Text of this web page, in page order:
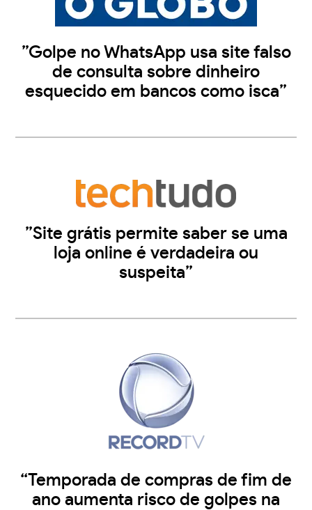
”Golpe no WhatsApp usa site falso
de consulta sobre dinheiro
esquecido em bancos como isca”
”Site grátis permite saber se uma
loja online é verdadeira ou
suspeita”
“Temporada de compras de fim de
ano aumenta risco de golpes na